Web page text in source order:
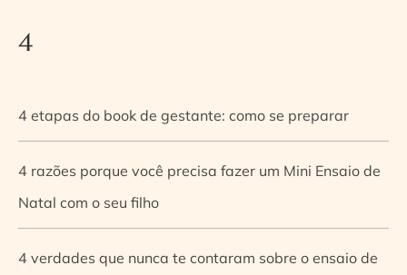
4
4 etapas do book de gestante: como se preparar
4 razões porque você precisa fazer um Mini Ensaio de
Natal com o seu filho
4 verdades que nunca te contaram sobre o ensaio de